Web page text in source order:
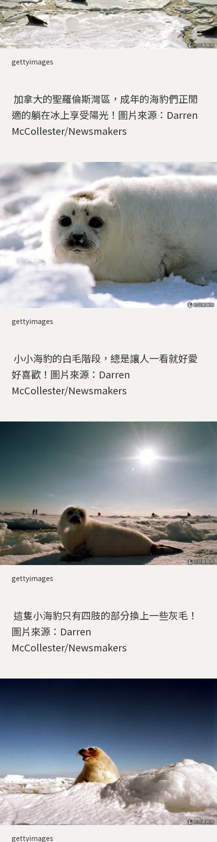
gettyimages
加拿大的聖羅倫斯灣區，成年的海豹們正閒
適的躺在冰上享受陽光！圖片來源：Darren
McCollester/Newsmakers
gettyimages
小小海豹的白毛階段，總是讓人一看就好愛
好喜歡！圖片來源：Darren
McCollester/Newsmakers
gettyimages
這隻小海豹只有四肢的部分換上一些灰毛！
圖片來源：Darren
McCollester/Newsmakers
gettyimages